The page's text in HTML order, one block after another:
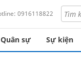
0916118822
Quân sự Sự kiện